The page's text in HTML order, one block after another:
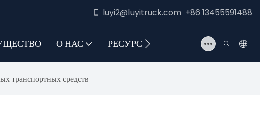
luyi2@luyitruck.com +86 13455591488
О НАС РЕСУРС СВЯЖИТЕСЬ С НАМИ
транспортных средств